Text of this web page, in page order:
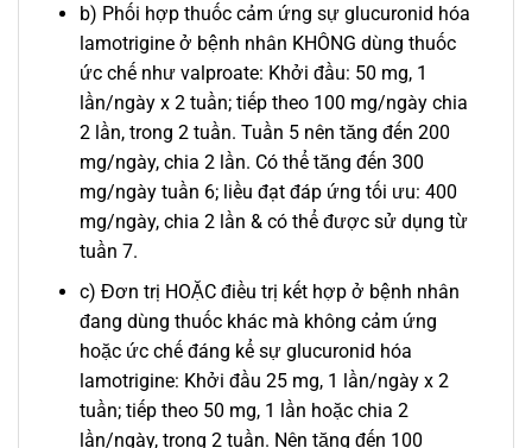
b) Phối hợp thuốc cảm ứng sự glucuronid hóa
lamotrigine ở bệnh nhân KHÔNG dùng thuốc
ức chế như valproate: Khởi đầu: 50 mg, 1
lần/ngày x 2 tuần; tiếp theo 100 mg/ngày chia
2 lần, trong 2 tuần. Tuần 5 nên tăng đến 200
mg/ngày, chia 2 lần. Có thể tăng đến 300
mg/ngày tuần 6; liều đạt đáp ứng tối ưu: 400
mg/ngày, chia 2 lần & có thể được sử dụng từ
tuần 7.
c) Đơn trị HOẶC điều trị kết hợp ở bệnh nhân
đang dùng thuốc khác mà không cảm ứng
hoặc ức chế đáng kể sự glucuronid hóa
lamotrigine: Khởi đầu 25 mg, 1 lần/ngày x 2
tuần; tiếp theo 50 mg, 1 lần hoặc chia 2
lần/ngày, trong 2 tuần. Nên tăng đến 100